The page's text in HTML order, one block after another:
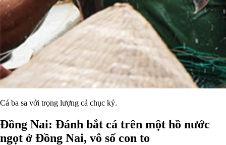
Cá ba sa với trọng lượng cả chục ký.
Đồng Nai: Đánh bắt cá trên một hồ nước
ngọt ở Đồng Nai, vô số con to